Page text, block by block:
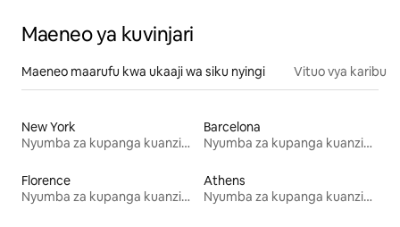
Maeneo ya kuvinjari
Maeneo maarufu kwa ukaaji wa siku nyingi Vituo vya karibu
New York
Nyumba za kupanga kuanzia mwezi mmoja
Barcelona
Nyumba za kupanga kuanzia mwezi mmoja
Florence
Nyumba za kupanga kuanzia mwezi mmoja
Athens
Nyumba za kupanga kuanzia mwezi mmoja